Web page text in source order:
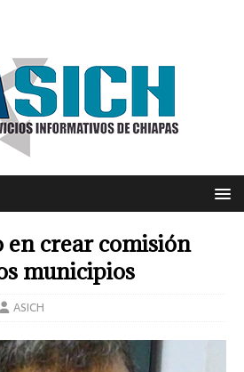
en crear comisión
municipios
ASICH